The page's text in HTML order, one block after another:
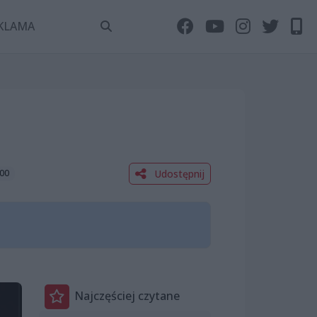
Udostępnij
Najczęściej czytane